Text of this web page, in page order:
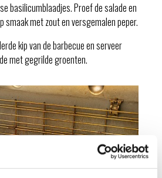
basilicumblaadjes. Proef de salade en
smaak met zout en versgemalen peper.
kip van de barbecue en serveer
met gegrilde groenten.